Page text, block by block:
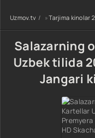
Uzmov.tv »Tarjima kinolar
Salazarning
Uzbek tilida
Jangari